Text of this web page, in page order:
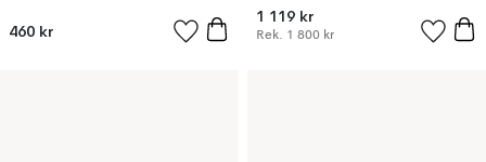
460 kr
1 119 kr
Rek. 1 800 kr